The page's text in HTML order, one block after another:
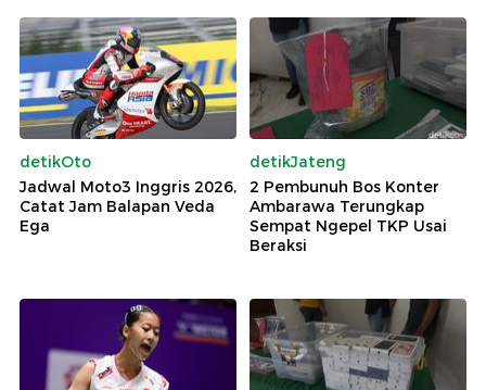
detikOto
Jadwal Moto3 Inggris 2026,
Catat Jam Balapan Veda
Ega
detikJateng
2 Pembunuh Bos Konter
Ambarawa Terungkap
Sempat Ngepel TKP Usai
Beraksi